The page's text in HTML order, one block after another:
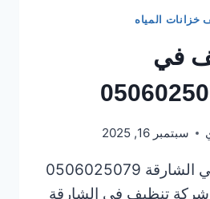
خزانات المياه
في
سبتمبر 16, 2025
1. شركة تنظيف في الشارقة 0506025079
تنظيف في الشارقة